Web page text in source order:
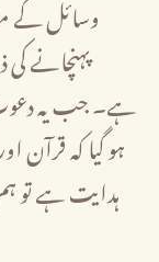
وسائل کے
پہنچانے
ہے۔ جب یہ دعوت
ہو گیا کہ
ہدایت ہے تو